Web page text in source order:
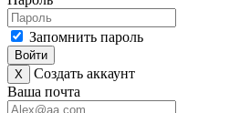
Запомнить пароль
Войти
X
Создать аккаунт
Ваша почта